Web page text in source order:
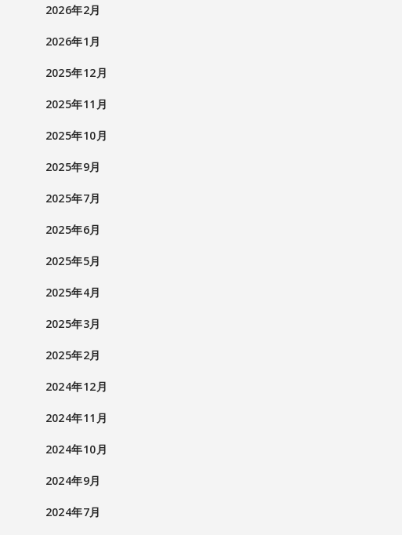
2026年2月
2026年1月
2025年12月
2025年11月
2025年10月
2025年9月
2025年7月
2025年6月
2025年5月
2025年4月
2025年3月
2025年2月
2024年12月
2024年11月
2024年10月
2024年9月
2024年7月